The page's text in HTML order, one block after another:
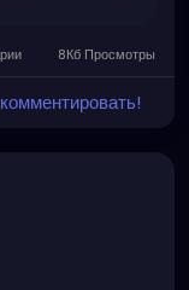
8Кб Просмотры